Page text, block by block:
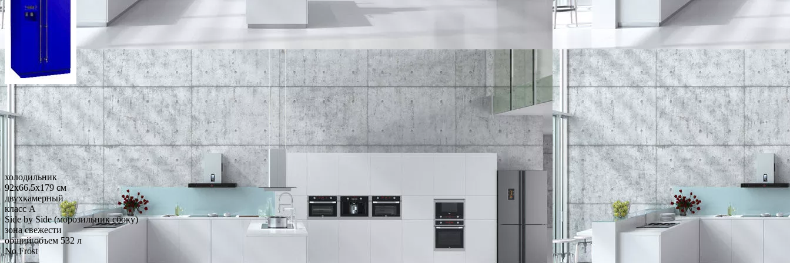
холодильник
92x66.5x179 см
двухкамерный
класс A
Side by Side (морозильник сбоку)
зона свежести
общий объем 532 л
No Frost